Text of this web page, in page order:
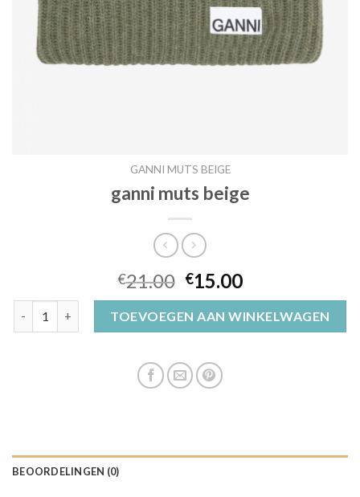
GANNI MUTS BEIGE
ganni muts beige
€21.00 €15.00
TOEVOEGEN AAN WINKELWAGEN
BEOORDELINGEN (0)